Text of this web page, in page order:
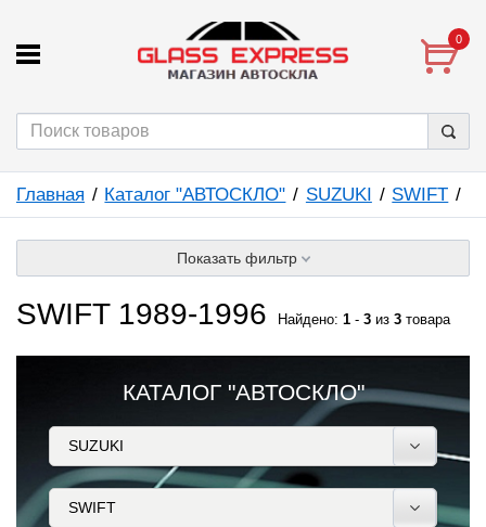
0
Главная Каталог "АВТОСКЛО" SUZUKI SWIFT
Показать фильтр
SWIFT 1989-1996 Найдено: 1 - 3 из 3 товара
КАТАЛОГ "АВТОСКЛО"